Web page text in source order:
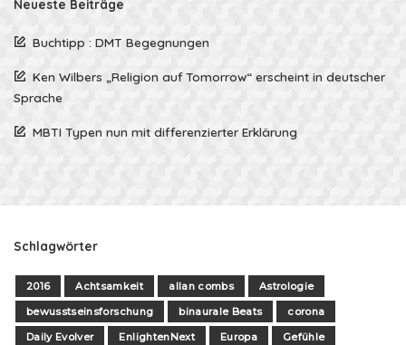
Neueste Beiträge
Buchtipp : DMT Begegnungen
Ken Wilbers „Religion auf Tomorrow“ erscheint in deutscher
Sprache
MBTI Typen nun mit differenzierter Erklärung
Schlagwörter
2016 Achtsamkeit allan combs
Astrologie
bewusstseinsforschung
binaurale Beats
corona
Daily Evolver
EnlightenNext Europa
Gefühle